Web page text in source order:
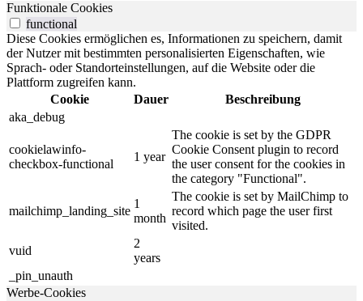
Funktionale Cookies
functional
Diese Cookies ermöglichen es, Informationen zu speichern, damit
der Nutzer mit bestimmten personalisierten Eigenschaften, wie
Sprach- oder Standorteinstellungen, auf die Website oder die
Plattform zugreifen kann.
Cookie
Dauer
Beschreibung
aka_debug
cookielawinfo-
checkbox-functional
1 year
The cookie is set by the GDPR
Cookie Consent plugin to record
the user consent for the cookies in
the category "Functional".
mailchimp_landing_site
1
month
The cookie is set by MailChimp to
record which page the user first
visited.
vuid
2
years
_pin_unauth
Werbe-Cookies